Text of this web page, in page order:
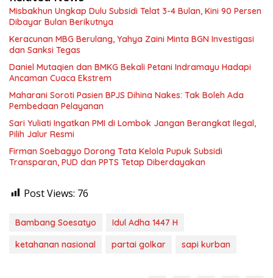
Misbakhun Ungkap Dulu Subsidi Telat 3-4 Bulan, Kini 90 Persen
Dibayar Bulan Berikutnya
Keracunan MBG Berulang, Yahya Zaini Minta BGN Investigasi
dan Sanksi Tegas
Daniel Mutaqien dan BMKG Bekali Petani Indramayu Hadapi
Ancaman Cuaca Ekstrem
Maharani Soroti Pasien BPJS Dihina Nakes: Tak Boleh Ada
Pembedaan Pelayanan
Sari Yuliati Ingatkan PMI di Lombok Jangan Berangkat Ilegal,
Pilih Jalur Resmi
Firman Soebagyo Dorong Tata Kelola Pupuk Subsidi
Transparan, PUD dan PPTS Tetap Diberdayakan
Post Views: 76
Bambang Soesatyo
Idul Adha 1447 H
ketahanan nasional
partai golkar sapi kurban